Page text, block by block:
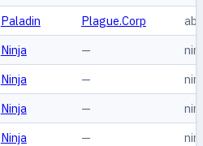
Paladin Plague.Corp
abc
Ninja —
Ninja —
Ninja —
Ninja —